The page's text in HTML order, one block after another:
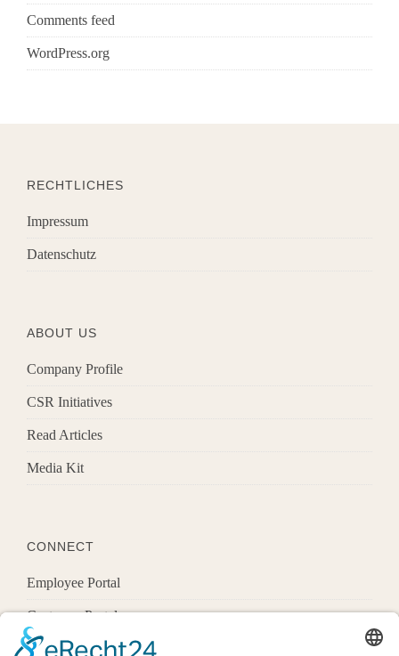
Comments feed
WordPress.org
RECHTLICHES
Impressum
Datenschutz
ABOUT US
Company Profile
CSR Initiatives
Read Articles
Media Kit
CONNECT
Employee Portal
Customer Portal
Offices